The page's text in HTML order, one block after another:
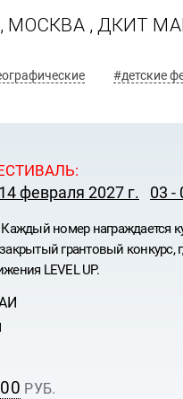
, МОСКВА , ДКИТ
#детские
февраля 2027 г. 03 -
номер награждается
грантовый
LEVEL UP.
РУБ.